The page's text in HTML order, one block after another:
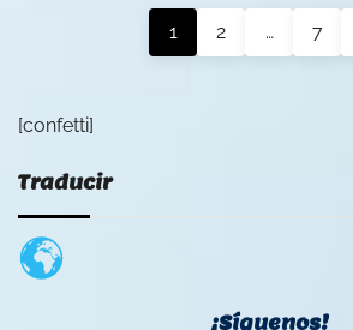
1 2 … 7
[confetti]
Traducir
¡Síguenos!